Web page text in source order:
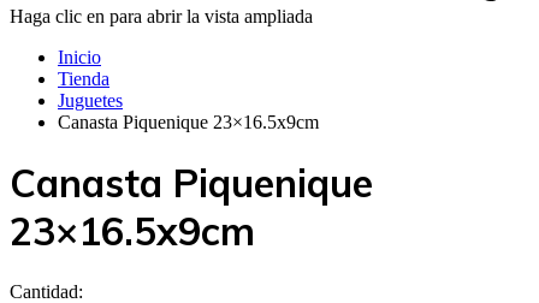
Haga clic en para abrir la vista ampliada
Inicio
Tienda
Juguetes
Canasta Piquenique 23×16.5x9cm
Canasta Piquenique
23×16.5x9cm
Cantidad: